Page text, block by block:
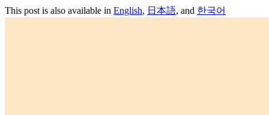
This post is also available in English, 日本語, and 한국어